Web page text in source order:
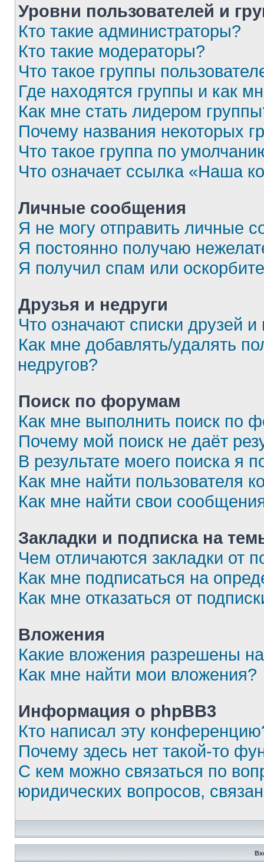
Уровни пользователей и
Кто такие администраторы?
Кто такие модераторы?
Что такое группы
Где находятся группы и как
Как мне стать лидером
Почему названия некоторых
Что такое группа по
Что означает ссылка «Наша
Личные сообщения
Я не могу отправить личные
Я постоянно получаю
Я получил спам или
Друзья и недруги
Что означают списки друзей и
Как мне добавлять/удалять
недругов?
Поиск по форумам
Как мне выполнить поиск по
Почему мой поиск не даёт
В результате моего поиска я
Как мне найти пользователя
Как мне найти свои
Закладки и подписка на
Чем отличаются закладки от
Как мне подписаться на
Как мне отказаться от
Вложения
Какие вложения разрешены
Как мне найти мои вложения?
Информация о phpBB3
Кто написал эту
Почему здесь нет такой-то
С кем можно связаться по
юридических вопросов,